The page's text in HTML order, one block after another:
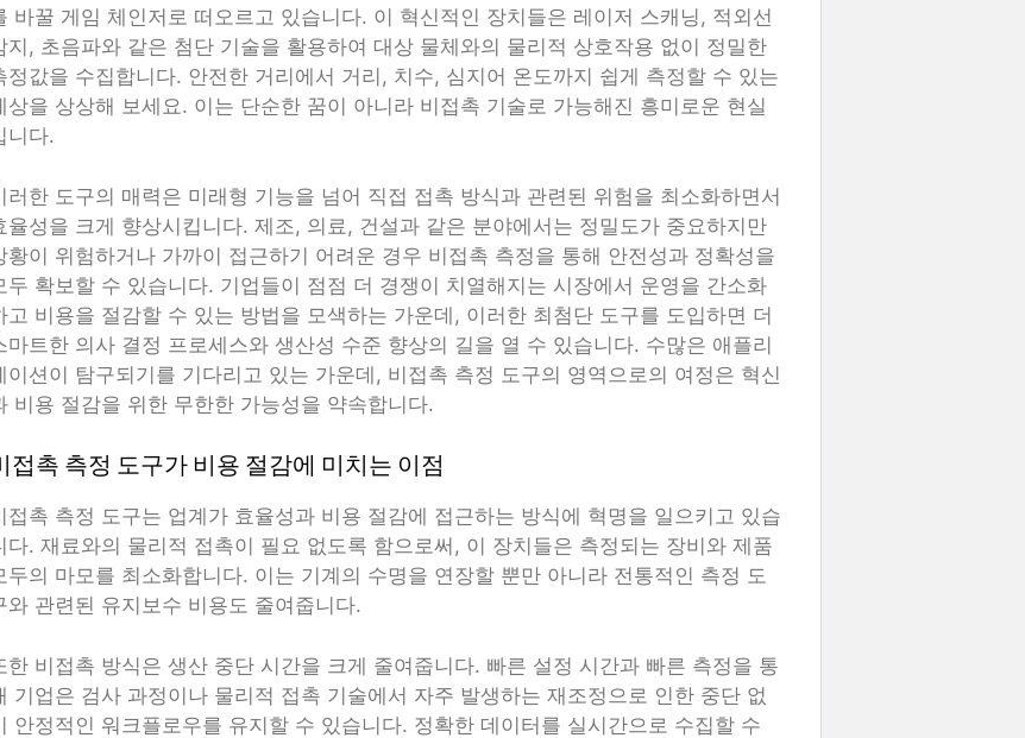
바꿀 게임 체인저로 떠오르고 있습니다. 이 혁신적인 장치들은 레이저 스캐닝, 적외선
지, 초음파와 같은 첨단 기술을 활용하여 대상 물체와의 물리적 상호작용 없이 정밀한
정값을 수집합니다. 안전한 거리에서 거리, 치수, 심지어 온도까지 쉽게 측정할 수 있는
상을 상상해 보세요. 이는 단순한 꿈이 아니라 비접촉 기술로 가능해진 흥미로운 현실
니다.
러한 도구의 매력은 미래형 기능을 넘어 직접 접촉 방식과 관련된 위험을 최소화하면서
율성을 크게 향상시킵니다. 제조, 의료, 건설과 같은 분야에서는 정밀도가 중요하지만
황이 위험하거나 가까이 접근하기 어려운 경우 비접촉 측정을 통해 안전성과 정확성을
두 확보할 수 있습니다. 기업들이 점점 더 경쟁이 치열해지는 시장에서 운영을 간소화
고 비용을 절감할 수 있는 방법을 모색하는 가운데, 이러한 최첨단 도구를 도입하면 더
마트한 의사 결정 프로세스와 생산성 수준 향상의 길을 열 수 있습니다. 수많은 애플리
이션이 탐구되기를 기다리고 있는 가운데, 비접촉 측정 도구의 영역으로의 여정은 혁신
비용 절감을 위한 무한한 가능성을 약속합니다.
접촉 측정 도구가 비용 절감에 미치는 이점
접촉 측정 도구는 업계가 효율성과 비용 절감에 접근하는 방식에 혁명을 일으키고 있습
다. 재료와의 물리적 접촉이 필요 없도록 함으로써, 이 장치들은 측정되는 장비와 제품
두의 마모를 최소화합니다. 이는 기계의 수명을 연장할 뿐만 아니라 전통적인 측정 도
와 관련된 유지보수 비용도 줄여줍니다.
한 비접촉 방식은 생산 중단 시간을 크게 줄여줍니다. 빠른 설정 시간과 빠른 측정을 통
기업은 검사 과정이나 물리적 접촉 기술에서 자주 발생하는 재조정으로 인한 중단 없
안정적인 워크플로우를 유지할 수 있습니다. 정확한 데이터를 실시간으로 수집할 수